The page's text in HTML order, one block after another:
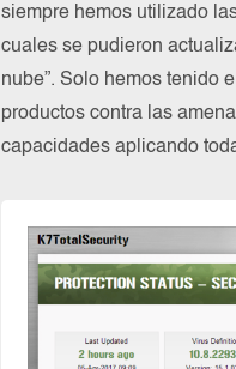
siempre hemos utilizado
cuales se pudieron
nube”. Solo hemos tenido
productos contra las
capacidades aplicando